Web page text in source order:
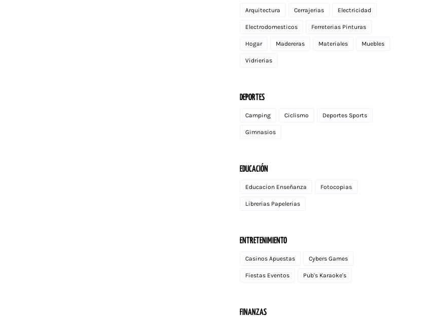
Arquitectura Cerrajerias Electricidad
Electrodomesticos Ferreterias Pinturas
Hogar Madereras Materiales Muebles
Vidrierias
DEPORTES
Camping Ciclismo Deportes Sports
Gimnasios
EDUCACIÓN
Educacion Enseñanza Fotocopias
Librerias Papelerias
ENTRETENIMIENTO
Casinos Apuestas Cybers Games
Fiestas Eventos Pub's Karaoke's
FINANZAS